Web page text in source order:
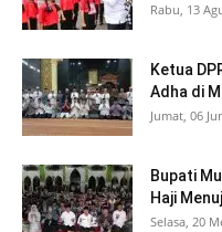
Rabu, 13
Ketua
Adha di
Jumat, 06
Bupati
Haji
Selasa, 20